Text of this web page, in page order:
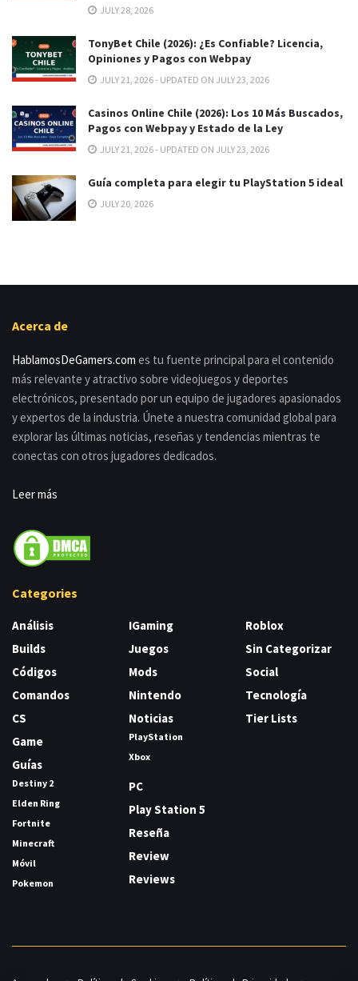
JULY 28, 2026
TonyBet Chile (2026): ¿Es Confiable? Licencia,
Opiniones y Pagos con Webpay
JULY 21, 2026 - UPDATED ON JULY 23, 2026
Casinos Online Chile (2026): Los 10 Más Buscados,
Pagos con Webpay y Estado de la Ley
JULY 21, 2026 - UPDATED ON JULY 23, 2026
Guía completa para elegir tu PlayStation 5 ideal
JULY 20, 2026
Acerca de
HablamosDeGamers.com es tu fuente principal para el contenido
más relevante y atractivo sobre videojuegos y deportes
electrónicos, presentado por un equipo de jugadores apasionados
y expertos de la industria. Únete a nuestra comunidad global para
explorar las últimas noticias, reseñas y tendencias mientras te
conectas con otros jugadores dedicados.
Leer más
Categories
Análisis
Builds
Códigos
Comandos
CS
Game
Guías
Destiny 2
Elden Ring
Fortnite
Minecraft
Móvil
Pokemon
IGaming
Juegos
Mods
Nintendo
Noticias
PlayStation
Xbox
PC
Play Station 5
Reseña
Review
Reviews
Roblox
Sin Categorizar
Social
Tecnología
Tier Lists